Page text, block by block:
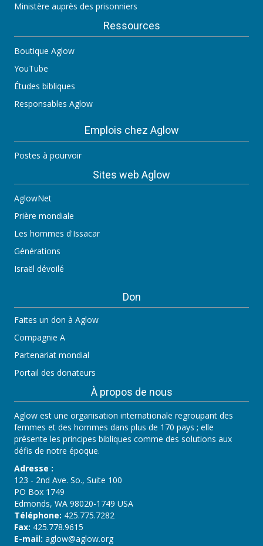
Ministère auprès des prisonniers
Ressources
Boutique Aglow
YouTube
Études bibliques
Responsables Aglow
Emplois chez Aglow
Postes à pourvoir
Sites web Aglow
AglowNet
Prière mondiale
Les hommes d'Issacar
Générations
Israël dévoilé
Don
Faites un don à Aglow
Compagnie A
Partenariat mondial
Portail des donateurs
À propos de nous
Aglow est une organisation internationale regroupant des
femmes et des hommes dans plus de 170 pays ; elle
présente les principes bibliques comme des solutions aux
défis de notre époque.
Adresse :
123 - 2nd Ave. So., Suite 100
PO Box 1749
Edmonds, WA 98020-1749 USA
Téléphone: 425.775.7282
Fax: 425.778.9615
E-mail: aglow@aglow.org